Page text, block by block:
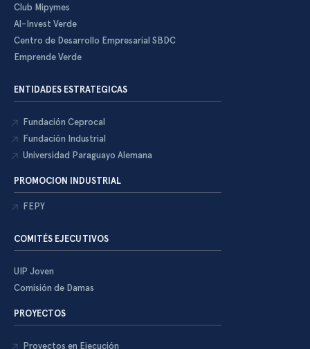
Club Mipymes
Al-Invest Verde
Centro de Desarrollo Empresarial SBDC
Emprende Verde
ENTIDADES ESTRATEGICAS
Fundación Ceprocal
Fundación Industrial
Universidad Paraguayo Alemana
PROMOCION INDUSTRIAL
FEPY
COMITÉS EJECUTIVOS
UIP Joven
Comisión de Damas
PROYECTOS
Proyectos en Ejecución